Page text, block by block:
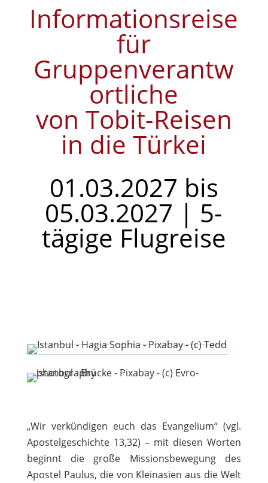
Informationsreise
für
Gruppenverantw
ortliche
von Tobit-Reisen
in die Türkei
01.03.2027 bis
05.03.2027 | 5-
tägige Flugreise
„Wir verkündigen euch das Evangelium“ (vgl.
Apostelgeschichte 13,32) – mit diesen Worten
beginnt die große Missionsbewegung des
Apostel Paulus, die von Kleinasien aus die Welt